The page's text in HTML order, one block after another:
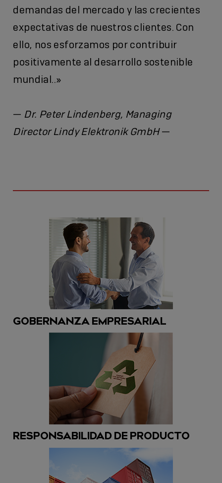
demandas del mercado y las crecientes
expectativas de nuestros clientes. Con
ello, nos esforzamos por contribuir
positivamente al desarrollo sostenible
mundial..»
— Dr. Peter Lindenberg, Managing
Director Lindy Elektronik GmbH—
GOBERNANZA EMPRESARIAL
RESPONSABILIDAD DE PRODUCTO